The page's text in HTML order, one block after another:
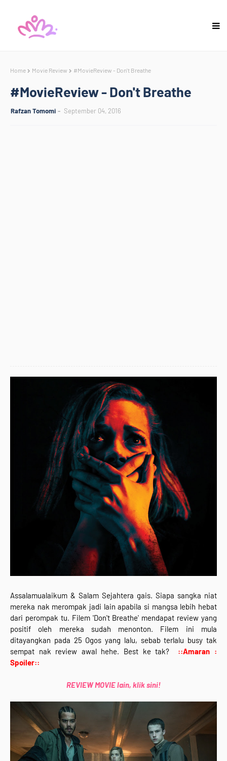
Home Movie Review #MovieReview - Don't Breathe
#MovieReview - Don't Breathe
Rafzan Tomomi September 04, 2016
Assalamualaikum & Salam Sejahtera gais. Siapa sangka niat
mereka nak merompak jadi lain apabila si mangsa lebih hebat
dari perompak tu. Filem 'Don't Breathe' mendapat review yang
positif oleh mereka sudah menonton. Filem ini mula
ditayangkan pada 25 Ogos yang lalu, sebab terlalu busy tak
sempat nak review awal hehe. Best ke tak?
::Amaran :
Spoiler::
REVIEW MOVIE lain, klik sini!